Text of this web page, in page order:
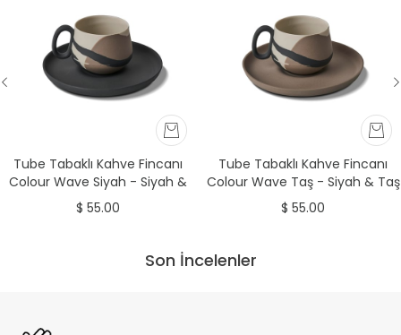
Tube Tabaklı Kahve Fincanı
Colour Wave Siyah - Siyah &
Taş & Fildişi
$ 55.00
Tube Tabaklı Kahve Fincanı
Colour Wave Taş - Siyah & Taş
& Fildişi
$ 55.00
Son İncelenler